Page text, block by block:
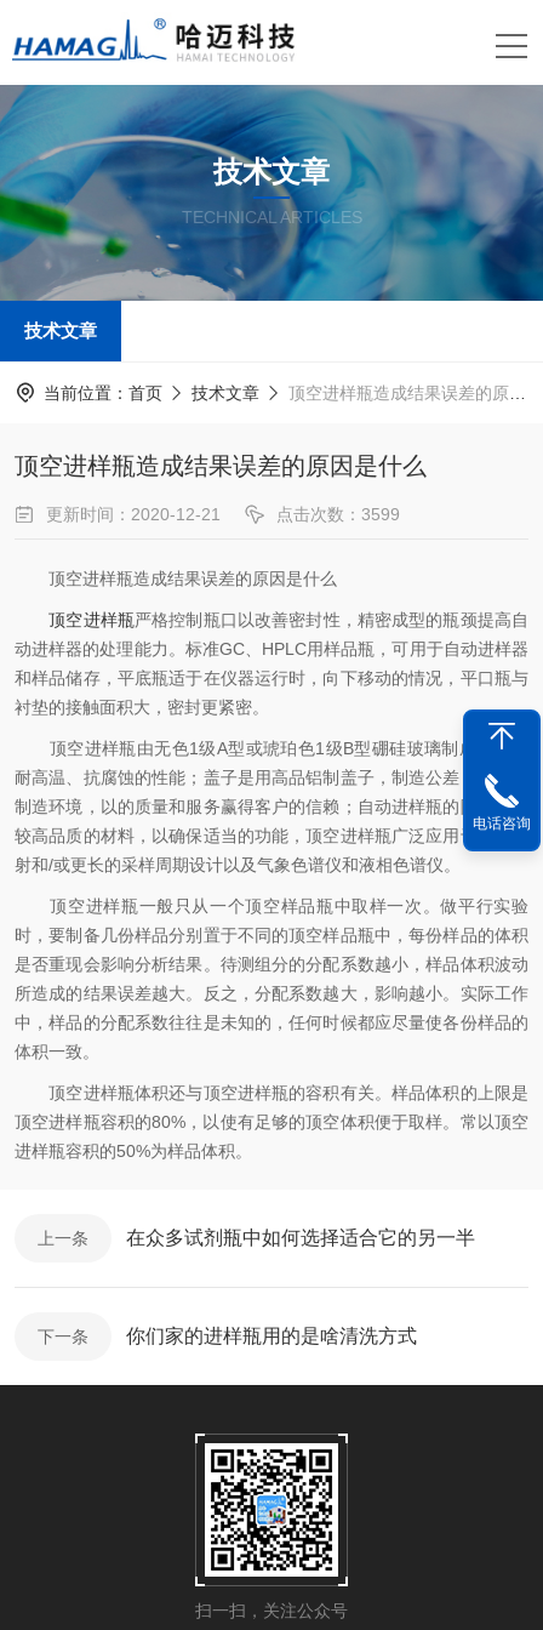
技术文章
TECHNICAL ARTICLES
技术文章
当前位置： 首页 技术文章 顶空进样瓶造成结果误差的原因是什么
顶空进样瓶造成结果误差的原因是什么
更新时间：2020-12-21 点击次数：3599
顶空进样瓶造成结果误差的原因是什么
顶空进样瓶严格控制瓶口以改善密封性，精密成型的瓶颈提高自
动进样器的处理能力。标准GC、HPLC用样品瓶，可用于自动进样器
和样品储存，平底瓶适于在仪器运行时，向下移动的情况，平口瓶与
衬垫的接触面积大，密封更紧密。
顶空进样瓶由无色1级A型或琥珀色1级B型硼硅玻璃制成，具有
耐高温、抗腐蚀的性能；盖子是用高品铝制盖子，制造公差，可控的
制造环境，以的质量和服务赢得客户的信赖；自动进样瓶的隔片采用
较高品质的材料，以确保适当的功能，顶空进样瓶广泛应用于多次注
射和/或更长的采样周期设计以及气象色谱仪和液相色谱仪。
顶空进样瓶一般只从一个顶空样品瓶中取样一次。做平行实验
时，要制备几份样品分别置于不同的顶空样品瓶中，每份样品的体积
是否重现会影响分析结果。待测组分的分配系数越小，样品体积波动
所造成的结果误差越大。反之，分配系数越大，影响越小。实际工作
中，样品的分配系数往往是未知的，任何时候都应尽量使各份样品的
体积一致。
顶空进样瓶体积还与顶空进样瓶的容积有关。样品体积的上限是
顶空进样瓶容积的80%，以使有足够的顶空体积便于取样。常以顶空
进样瓶容积的50%为样品体积。
上一条 在众多试剂瓶中如何选择适合它的另一半
下一条 你们家的进样瓶用的是啥清洗方式
扫一扫，关注公众号
电话咨询